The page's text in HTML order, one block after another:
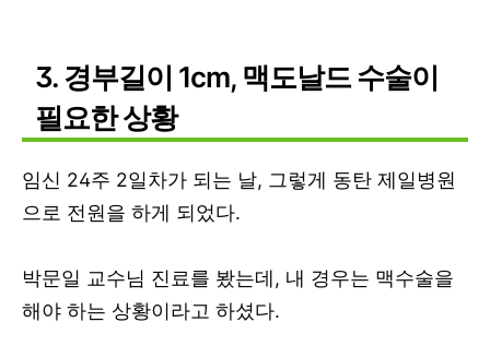
3. 경부길이 1cm, 맥도날드 수술이
필요한 상황
임신 24주 2일차가 되는 날, 그렇게 동탄 제일병원
으로 전원을 하게 되었다.
박문일 교수님 진료를 봤는데, 내 경우는 맥수술을
해야 하는 상황이라고 하셨다.